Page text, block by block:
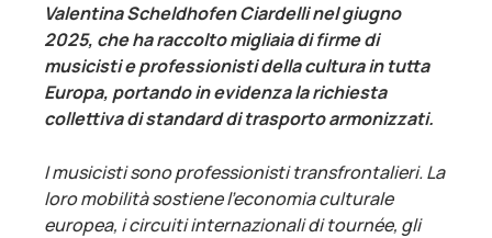
Valentina Scheldhofen Ciardelli nel giugno
2025, che ha raccolto migliaia di firme di
musicisti e professionisti della cultura in tutta
Europa, portando in evidenza la richiesta
collettiva di standard di trasporto armonizzati.
I musicisti sono professionisti transfrontalieri. La
loro mobilità sostiene l’economia culturale
europea, i circuiti internazionali di tournée, gli